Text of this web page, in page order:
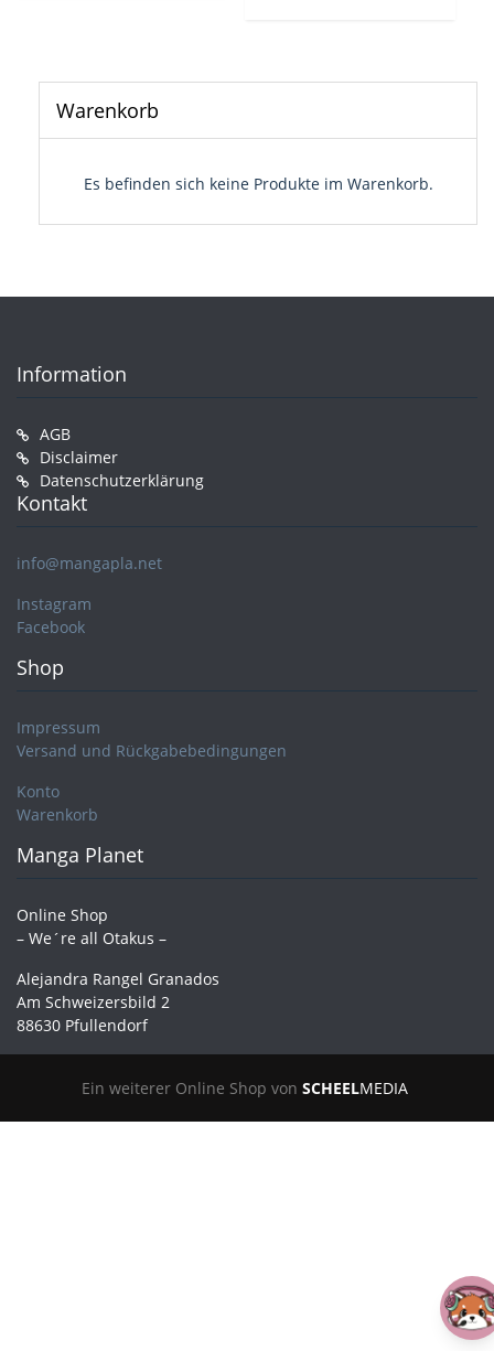
Warenkorb
Es befinden sich keine Produkte im Warenkorb.
Information
AGB
Disclaimer
Datenschutzerklärung
Kontakt
info@mangapla.net
Instagram
Facebook
Shop
Impressum
Versand und Rückgabebedingungen
Konto
Warenkorb
Manga Planet
Online Shop
– We´re all Otakus –
Alejandra Rangel Granados
Am Schweizersbild 2
88630 Pfullendorf
Ein weiterer Online Shop von SCHEELMEDIA